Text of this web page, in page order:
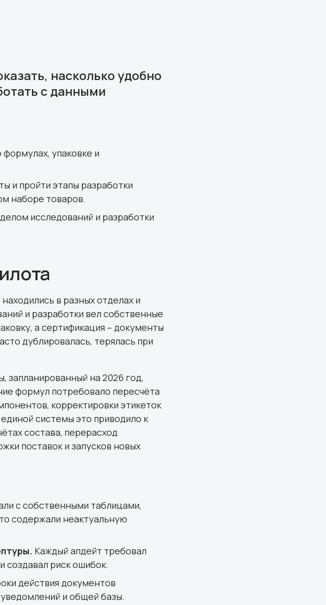
насколько удобно
с данными
упаковке и
и пройти этапы разработки
наборе товаров.
исследований и разработки
в разных отделах и
и разработки вел собственные
а сертификация – документы
дублировалась, терялась при
запланированный на 2026 год,
формул потребовало пересчёта
корректировки этикеток
системы это приводило к
состава, перерасход
поставок и запусков новых
с собственными таблицами,
содержали неактуальную
Каждый апдейт требовал
создавал риск ошибок.
действия документов
и общей базы.